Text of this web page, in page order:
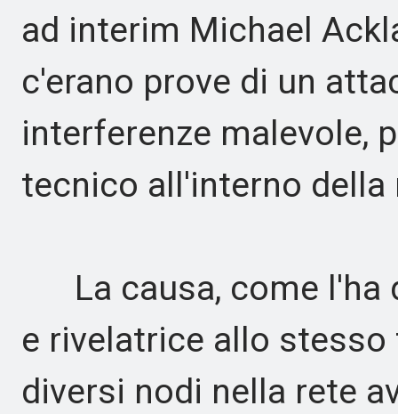
ad interim Michael
c'erano prove di un
interferenze malevole,
tecnico all'interno della
La causa, come l'ha
e rivelatrice allo
diversi nodi nella rete